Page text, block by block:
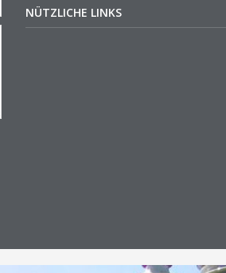
NÜTZLICHE LINKS